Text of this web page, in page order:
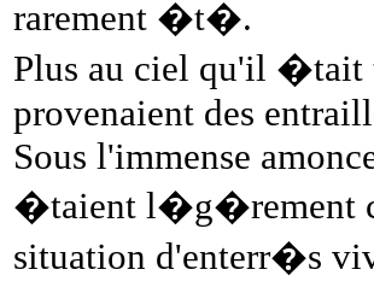
rarement �t�.
Plus au ciel qu'il �tait
provenaient des
Sous l'immense
�taient l�g�rement
situation d'enterr�s